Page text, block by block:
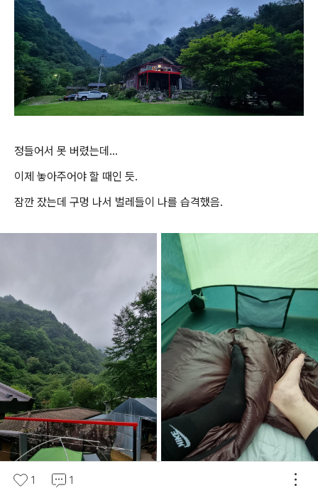
정들어서 못 버렸는데...
이제 놓아주어야 할 때인 듯.
잠깐 잤는데 구멍 나서 벌레들이 나를 습격했음.
1 1